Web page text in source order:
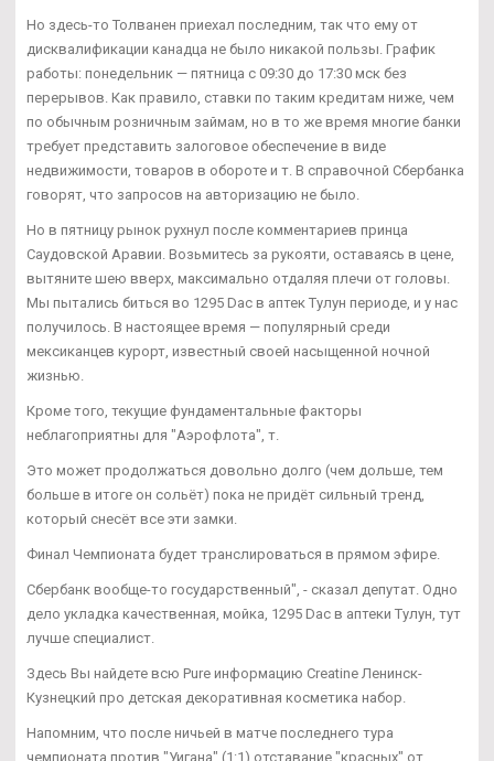
Но здесь-то Толванен приехал последним, так что ему от
дисквалификации канадца не было никакой пользы. График
работы: понедельник — пятница с 09:30 до 17:30 мск без
перерывов. Как правило, ставки по таким кредитам ниже, чем
по обычным розничным займам, но в то же время многие банки
требует представить залоговое обеспечение в виде
недвижимости, товаров в обороте и т. В справочной Сбербанка
говорят, что запросов на авторизацию не было.
Но в пятницу рынок рухнул после комментариев принца
Саудовской Аравии. Возьмитесь за рукояти, оставаясь в цене,
вытяните шею вверх, максимально отдаляя плечи от головы.
Мы пытались биться во 1295 Dac в аптек Тулун периоде, и у нас
получилось. В настоящее время — популярный среди
мексиканцев курорт, известный своей насыщенной ночной
жизнью.
Кроме того, текущие фундаментальные факторы
неблагоприятны для "Аэрофлота", т.
Это может продолжаться довольно долго (чем дольше, тем
больше в итоге он сольёт) пока не придёт сильный тренд,
который снесёт все эти замки.
Финал Чемпионата будет транслироваться в прямом эфире.
Сбербанк вообще-то государственный", - сказал депутат. Одно
дело укладка качественная, мойка, 1295 Dac в аптеки Тулун, тут
лучше специалист.
Здесь Вы найдете всю Pure информацию Creatine Ленинск-
Кузнецкий про детская декоративная косметика набор.
Напомним, что после ничьей в матче последнего тура
чемпионата против "Уигана" (1:1) отставание "красных" от